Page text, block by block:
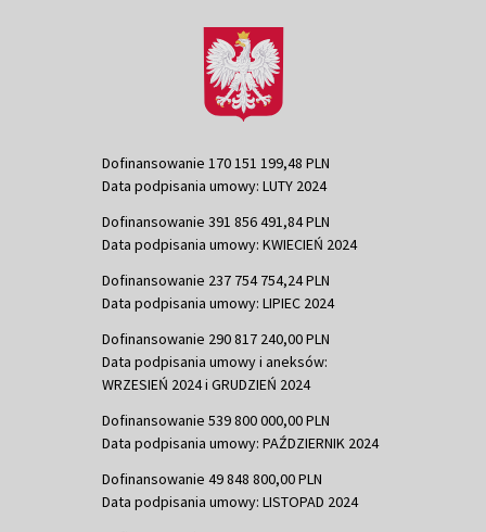
Dofinansowanie 170 151 199,48 PLN
Data podpisania umowy: LUTY 2024
Dofinansowanie 391 856 491,84 PLN
Data podpisania umowy: KWIECIEŃ 2024
Dofinansowanie 237 754 754,24 PLN
Data podpisania umowy: LIPIEC 2024
Dofinansowanie 290 817 240,00 PLN
Data podpisania umowy i aneksów:
WRZESIEŃ 2024 i GRUDZIEŃ 2024
Dofinansowanie 539 800 000,00 PLN
Data podpisania umowy: PAŹDZIERNIK 2024
Dofinansowanie 49 848 800,00 PLN
Data podpisania umowy: LISTOPAD 2024